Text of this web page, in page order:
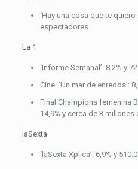
‘Hay una cosa que te quiero
espectadores
La 1
‘Informe Semanal’: 8,2% y
Cine: ‘Un mar de enredos’:
Final Champions femenina
14,9% y cerca de 3
laSexta
‘laSexta Xplica’: 6,9% y